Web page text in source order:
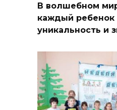
В волшебном
каждый
уникальность и